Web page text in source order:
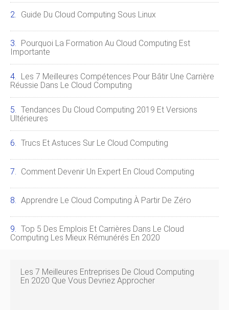
Guide Du Cloud Computing Sous Linux
Pourquoi La Formation Au Cloud Computing Est
Importante
Les 7 Meilleures Compétences Pour Bâtir Une Carrière
Réussie Dans Le Cloud Computing
Tendances Du Cloud Computing 2019 Et Versions
Ultérieures
Trucs Et Astuces Sur Le Cloud Computing
Comment Devenir Un Expert En Cloud Computing
Apprendre Le Cloud Computing À Partir De Zéro
Top 5 Des Emplois Et Carrières Dans Le Cloud
Computing Les Mieux Rémunérés En 2020
Les 7 Meilleures Entreprises De Cloud Computing
En 2020 Que Vous Devriez Approcher